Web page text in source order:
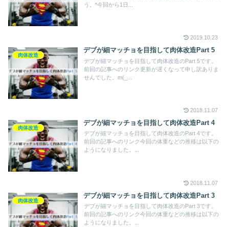
う。*今回から1日...
2019.10.23
肉体改造
デブが細マッチョを目指して肉体改造Part 5
デブが細マッチョを目指して肉体改造のPart 5です。
前回の記事へのリンク更新が遅くなって申し訳ありま
せんでした。m(_...
2018.11.07
肉体改造
デブが細マッチョを目指して肉体改造Part 4
デブが細マッチョを目指して肉体改造のPart 4です。
前回の記事へのリンク今回の体重などの推移は以下の
ようになりました。...
2018.11.07
肉体改造
デブが細マッチョを目指して肉体改造Part 3
デブが細マッチョを目指して肉体改造のPart 3です。
前回の記事へのリンク今回の体重などの推移は以下の
ようになりました。...